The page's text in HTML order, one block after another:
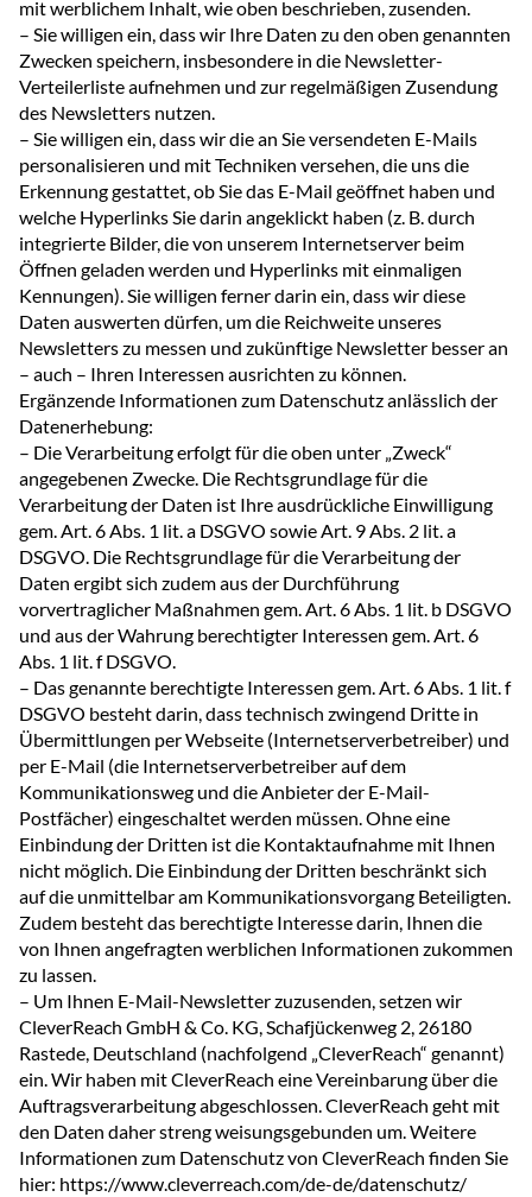
mit werblichem Inhalt, wie oben beschrieben, zusenden.
– Sie willigen ein, dass wir Ihre Daten zu den oben genannten
Zwecken speichern, insbesondere in die Newsletter-
Verteilerliste aufnehmen und zur regelmäßigen Zusendung
des Newsletters nutzen.
– Sie willigen ein, dass wir die an Sie versendeten E-Mails
personalisieren und mit Techniken versehen, die uns die
Erkennung gestattet, ob Sie das E-Mail geöffnet haben und
welche Hyperlinks Sie darin angeklickt haben (z. B. durch
integrierte Bilder, die von unserem Internetserver beim
Öffnen geladen werden und Hyperlinks mit einmaligen
Kennungen). Sie willigen ferner darin ein, dass wir diese
Daten auswerten dürfen, um die Reichweite unseres
Newsletters zu messen und zukünftige Newsletter besser an
– auch – Ihren Interessen ausrichten zu können.
Ergänzende Informationen zum Datenschutz anlässlich der
Datenerhebung:
– Die Verarbeitung erfolgt für die oben unter „Zweck“
angegebenen Zwecke. Die Rechtsgrundlage für die
Verarbeitung der Daten ist Ihre ausdrückliche Einwilligung
gem. Art. 6 Abs. 1 lit. a DSGVO sowie Art. 9 Abs. 2 lit. a
DSGVO. Die Rechtsgrundlage für die Verarbeitung der
Daten ergibt sich zudem aus der Durchführung
vorvertraglicher Maßnahmen gem. Art. 6 Abs. 1 lit. b DSGVO
und aus der Wahrung berechtigter Interessen gem. Art. 6
Abs. 1 lit. f DSGVO.
– Das genannte berechtigte Interessen gem. Art. 6 Abs. 1 lit. f
DSGVO besteht darin, dass technisch zwingend Dritte in
Übermittlungen per Webseite (Internetserverbetreiber) und
per E-Mail (die Internetserverbetreiber auf dem
Kommunikationsweg und die Anbieter der E-Mail-
Postfächer) eingeschaltet werden müssen. Ohne eine
Einbindung der Dritten ist die Kontaktaufnahme mit Ihnen
nicht möglich. Die Einbindung der Dritten beschränkt sich
auf die unmittelbar am Kommunikationsvorgang Beteiligten.
Zudem besteht das berechtigte Interesse darin, Ihnen die
von Ihnen angefragten werblichen Informationen zukommen
zu lassen.
– Um Ihnen E-Mail-Newsletter zuzusenden, setzen wir
CleverReach GmbH & Co. KG, Schafjückenweg 2, 26180
Rastede, Deutschland (nachfolgend „CleverReach“ genannt)
ein. Wir haben mit CleverReach eine Vereinbarung über die
Auftragsverarbeitung abgeschlossen. CleverReach geht mit
den Daten daher streng weisungsgebunden um. Weitere
Informationen zum Datenschutz von CleverReach finden Sie
hier: https://www.cleverreach.com/de-de/datenschutz/